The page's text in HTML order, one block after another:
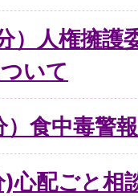
）人権擁護
いて
食中毒警
配ごと相